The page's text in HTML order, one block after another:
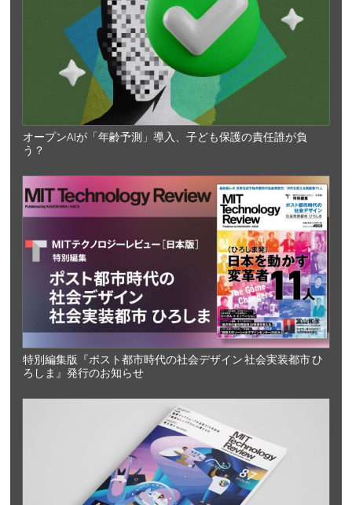
オープンAIが「年齢予測」導入、子ども保護の責任誰が負
う？
特別編集版『ポスト都市時代の社会デザイン 社会実装都市 ひ
ろしま』発行のお知らせ